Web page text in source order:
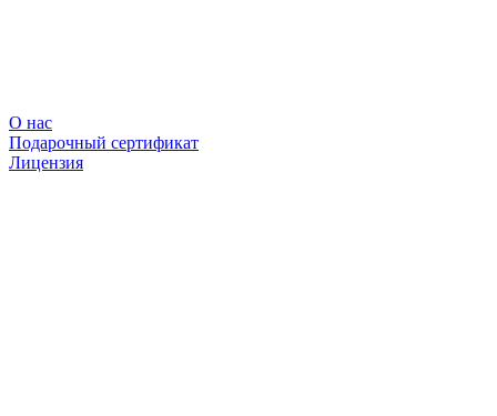
О нас
Подарочный сертификат
Лицензия